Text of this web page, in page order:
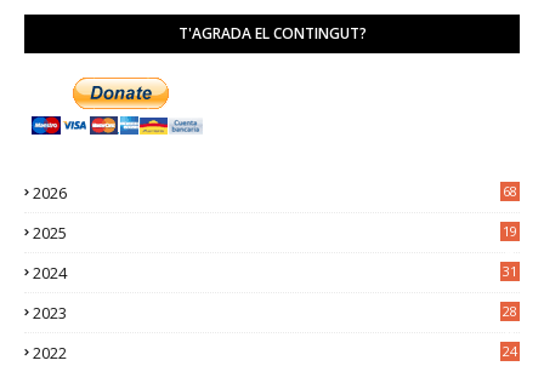
T'AGRADA EL CONTINGUT?
2026 68
2025
19
2024
31
2023
28
2022
24